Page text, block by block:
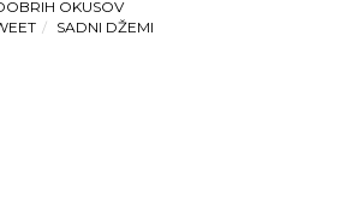
OKUSOV
SADNI DŽEMI